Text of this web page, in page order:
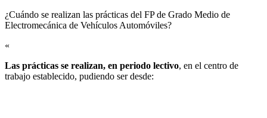
¿Cuándo se realizan las prácticas del FP de Grado Medio de
Electromecánica de Vehículos Automóviles?​
«
Las prácticas se realizan, en periodo lectivo, en el centro de
trabajo establecido, pudiendo ser desde: